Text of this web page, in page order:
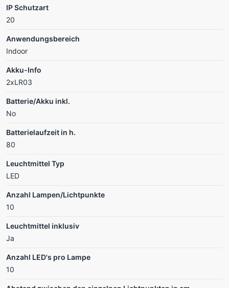
IP Schutzart
20
Anwendungsbereich
Indoor
Akku-Info
2xLR03
Batterie/Akku inkl.
No
Batterielaufzeit in h.
80
Leuchtmittel Typ
LED
Anzahl Lampen/Lichtpunkte
10
Leuchtmittel inklusiv
Ja
Anzahl LED's pro Lampe
10